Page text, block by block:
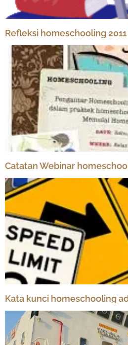
Refleksi homeschooling 2011
Catatan Webinar
Kata kunci homeschooling